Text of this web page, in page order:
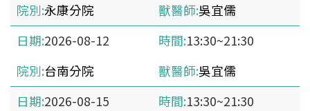
永康分院
吳宜儒
2026-08-12
13:30~21:30
台南分院
吳宜儒
2026-08-15
13:30~21:30